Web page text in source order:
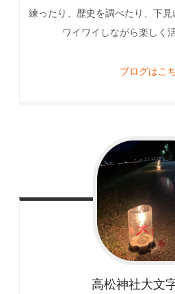
練ったり、歴史を調べたり、下
ワイワイしながら楽しく
ブログはこ
高松神社大文